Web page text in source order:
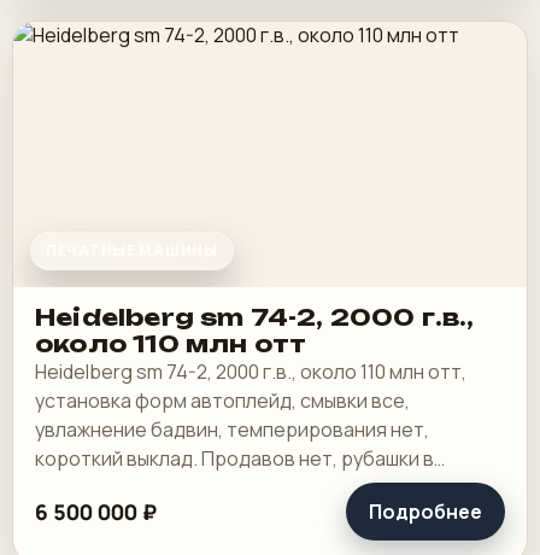
Heidelberg sm 74-2, 2000 г.в.,
около 110 млн отт
Heidelberg sm 74-2, 2000 г.в., около 110 млн отт,
установка форм автоплейд, смывки все,
увлажнение бадвин, темперирования нет,
короткий выклад. Продавов нет, рубашки в
хорошем состоянии, таскалки и цепи в хорошем.
6 500 000 ₽ Подробнее